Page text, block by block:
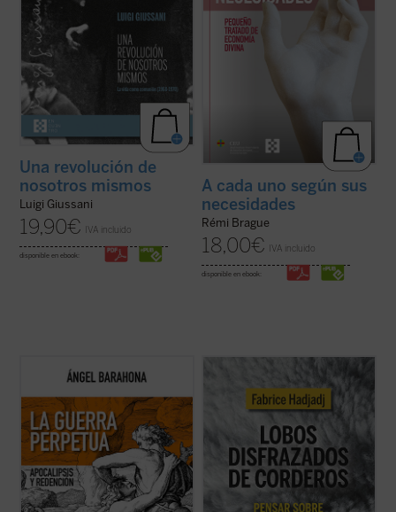
Una revolución de
nosotros mismos
Luigi Giussani
19,90€ IVA incluido
disponible en ebook:
A cada uno según sus
necesidades
Rémi Brague
18,00€ IVA incluido
disponible en ebook:
Las preguntas que surgen en este ensayo
son inquietantes: ¿por qué la hostilidad
permanente a lo largo de la historia de la
humanidad y podemos sospechar que lo
seguirá siendo? ¿Por qué la actividad ...
(ver ficha)
lobos se disfrazan de corderos». Una
denuncia de la mentira, la impostura y la
credulidad. Un alegato a favor de la fe. Un
ensayo vigorizante, ejemplar por su ...